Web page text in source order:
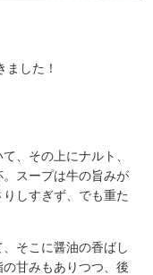
ました！
、その上にナルト、
スープは牛の旨みが
しすぎず、でも重た
そこに醤油の香ばし
甘みもありつつ、後